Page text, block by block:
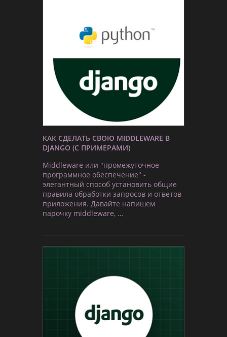
КАК СДЕЛАТЬ СВОЮ MIDDLEWARE В
DJANGO (С ПРИМЕРАМИ)
Middleware или "промежуточное
программное обеспечение" -
элегантный способ установить общие
правила обработки запросов и ответов
приложения. Давайте напишем
парочку middleware, …